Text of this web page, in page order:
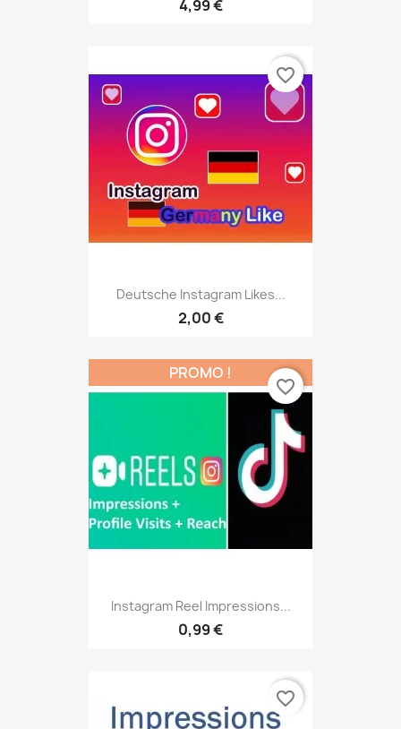
4,99 €
Deutsche Instagram Likes...
2,00 €
favorite_border
Instagram Reel Impressions...
0,99 €
PROMO !
favorite_border
favorite_border